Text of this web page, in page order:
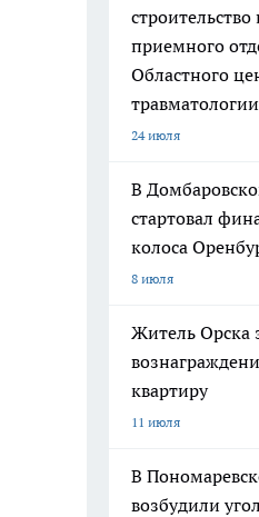
строительство
приемного
Областного
травматологии
24 июля
В
стартовал
колоса
8 июля
Житель Орска
квартиру
11 июля
В
возбудили